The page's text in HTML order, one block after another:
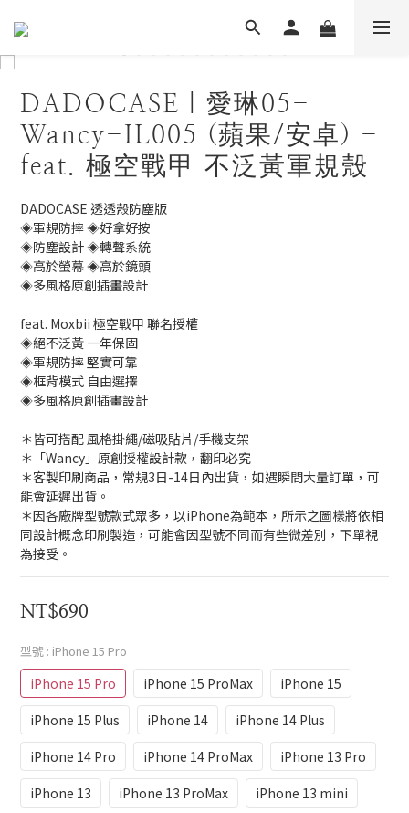
DADOCASE｜愛琳05-
Wancy-IL005 (蘋果/安卓) -
feat. 極空戰甲 不泛黃軍規殼
DADOCASE 透透殼防塵版
◈軍規防摔 ◈好拿好按
◈防塵設計 ◈轉聲系統
◈高於螢幕 ◈高於鏡頭
◈多風格原創插畫設計
feat. Moxbii 極空戰甲 聯名授權
◈絕不泛黃 一年保固
◈軍規防摔 堅實可靠
◈框背模式 自由選擇
◈多風格原創插畫設計
＊皆可搭配 風格掛繩/磁吸貼片/手機支架
＊「Wancy」原創授權設計款，翻印必究
＊客製印刷商品，常規3日-14日內出貨，如遇瞬間大量訂單，可
能會延遲出貨。
＊因各廠牌型號款式眾多，以iPhone為範本，所示之圖樣將依相
同設計概念印刷製造，可能會因型號不同而有些微差別，下單視
為接受。
NT$690
型號 : iPhone 15 Pro
iPhone 15 Pro iPhone 15 ProMax
iPhone 15
iPhone 15 Plus
iPhone 14
iPhone 14 Plus
iPhone 14 Pro
iPhone 14 ProMax
iPhone 13 Pro
iPhone 13
iPhone 13 ProMax
iPhone 13 mini